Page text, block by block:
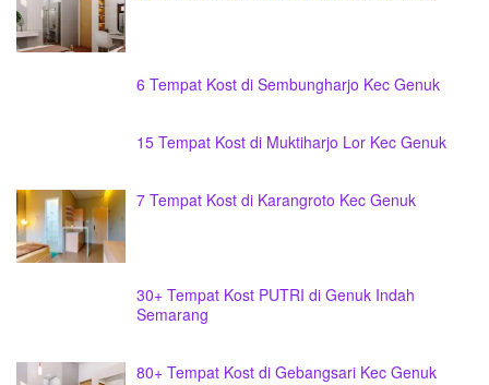
6 Tempat Kost di Sembungharjo Kec Genuk
15 Tempat Kost di Muktiharjo Lor Kec Genuk
7 Tempat Kost di Karangroto Kec Genuk
30+ Tempat Kost PUTRI di Genuk Indah
Semarang
80+ Tempat Kost di Gebangsari Kec Genuk